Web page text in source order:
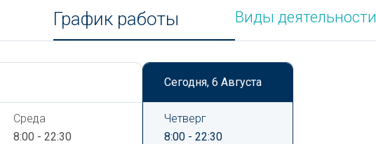
График работы Виды деятельности
Среда
8:00 - 22:30
Сегодня, 6 Августа
Четверг
8:00 - 22:30